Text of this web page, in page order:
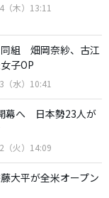
木）13:11
同組 畑岡奈紗、古江
子OP
水）10:41
幕へ 日本勢23人が
火）14:09
大平が全米オープン